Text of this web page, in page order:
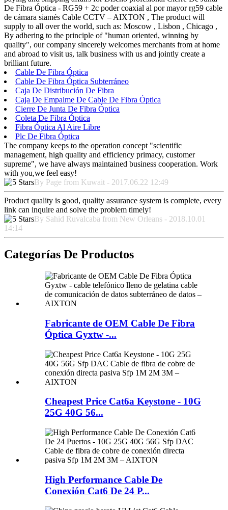
De Fibra Óptica - RG59 + 2c poder coaxial al por mayor rg59 cable
de cámara siamés Cable CCTV – AIXTON , The product will
supply to all over the world, such as: Moscow , Lisbon , Chicago ,
By adhering to the principle of "human oriented, winning by
quality", our company sincerely welcomes merchants from at home
and abroad to visit us, talk business with us and jointly create a
brilliant future.
Cable De Fibra Óptica
Cable De Fibra Óptica Subterráneo
Caja De Distribución De Fibra
Caja De Empalme De Cable De Fibra Óptica
Cierre De Junta De Fibra Óptica
Coleta De Fibra Óptica
Fibra Óptica Al Aire Libre
Plc De Fibra Óptica
The company keeps to the operation concept "scientific
management, high quality and efficiency primacy, customer
supreme", we have always maintained business cooperation. Work
with you,we feel easy!
By Page from Kuwait - 2017.06.22 12:49
Product quality is good, quality assurance system is complete, every
link can inquire and solve the problem timely!
By Sahid Ruvalcaba from New Orleans - 2018.10.01
14:14
Categorías De Productos
Fabricante de OEM Cable De Fibra
Óptica Gyxtw -...
Cheapest Price Cat6a Keystone - 10G
25G 40G 56...
High Performance Cable De
Conexión Cat6 De 24 P...